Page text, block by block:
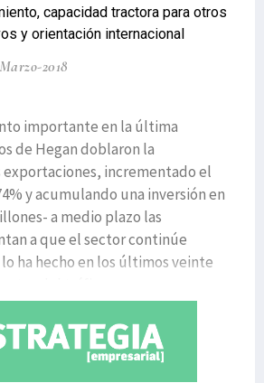
capacidad tractora para otros
y orientación internacional
2018
importante en la última
de Hegan doblaron la
exportaciones, incrementado el
y acumulando una inversión en
a medio plazo las
a que el sector continúe
ha hecho en los últimos veinte